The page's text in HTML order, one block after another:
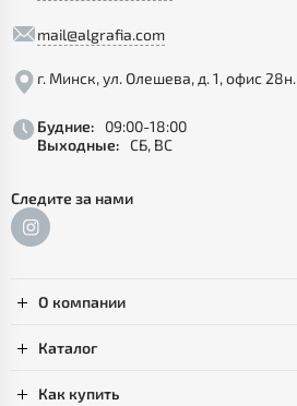
mail@algrafia.com
г. Минск, ул. Олешева, д. 1, офис 28н.
Будние:
09:00-18:00
Выходные: СБ, ВС
Следите за нами
О компании
Каталог
Как купить